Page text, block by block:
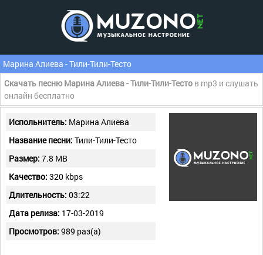
Марина Алиева - Тили-Тили-Тесто
Скачать песню Марина Алиева - Тили-Тили-Тесто в mp3 и слушать
онлайн бесплатно
Испольнитель: Марина Алиева
Название песни: Тили-Тили-Тесто
Размер: 7.8 MB
Качество: 320 kbps
Длительность: 03:22
Дата релиза: 17-03-2019
Просмотров: 989 раз(а)